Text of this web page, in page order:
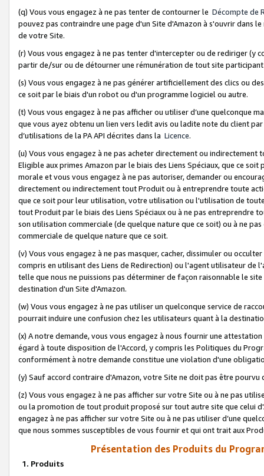
(q) Vous vous engagez à ne pas tenter de contourner le Décompte de
pouvez pas contraindre une page d'un Site d'Amazon à s'ouvrir dans
de votre Site.
(r) Vous vous engagez à ne pas tenter d'intercepter ou de rediriger
partir de/sur ou de détourner une rémunération de tout site
(s) Vous vous engagez à ne pas générer artificiellement des clics ou
ce soit par le biais d'un robot ou d'un programme logiciel ou autre.
(t) Vous vous engagez à ne pas afficher ou utiliser d’une quelconque
que vous ayez obtenu un lien vers ledit avis ou ladite note du client
d’utilisations de la PA API décrites dans la Licence.
(u) Vous vous engagez à ne pas acheter directement ou
Eligible aux primes Amazon par le biais des Liens Spéciaux, que ce
morale et vous vous engagez à ne pas autoriser, demander ou
directement ou indirectement tout Produit ou à entreprendre toute
que ce soit pour leur utilisation, votre utilisation ou l'utilisation de
tout Produit par le biais des Liens Spéciaux ou à ne pas entreprendre
son utilisation commerciale (de quelque nature que ce soit) ou à ne
commerciale de quelque nature que ce soit.
(v) Vous vous engagez à ne pas masquer, cacher, dissimuler ou
compris en utilisant des Liens de Redirection) ou l'agent utilisateur
telle que nous ne puissions pas déterminer de façon raisonnable le
destination d'un Site d'Amazon.
(w) Vous vous engagez à ne pas utiliser un quelconque service de
pourrait induire une confusion chez les utilisateurs quant à la
(x) A notre demande, vous vous engagez à nous fournir une
égard à toute disposition de l'Accord, y compris les Politiques du
conformément à notre demande constitue une violation d'une
(y) Sauf accord contraire d'Amazon, votre Site ne doit pas être
(z) Vous vous engagez à ne pas afficher sur votre Site ou à ne pas
ou la promotion de tout produit proposé sur tout autre site que celui
engagez à ne pas afficher sur votre Site ou à ne pas utiliser d’une
que nous sommes susceptibles de vous fournir et qui ont trait aux
Présentation des Produits du
1. Produits